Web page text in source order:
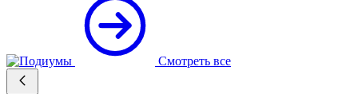
Смотреть все